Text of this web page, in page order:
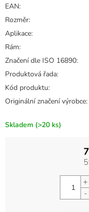
Skladem (>20 ks)
EAN:
Rozměr:
Aplikace:
Rám:
Značení dle ISO 16890:
Produktová řada:
Kód produktu:
Originální značení výrobce: